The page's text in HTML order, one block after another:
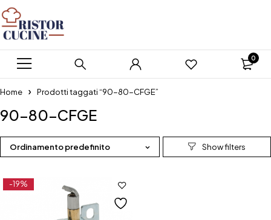
0
Home Prodotti taggati “90-80-CFGE”
90-80-CFGE
Ordinamento predefinito
-19%